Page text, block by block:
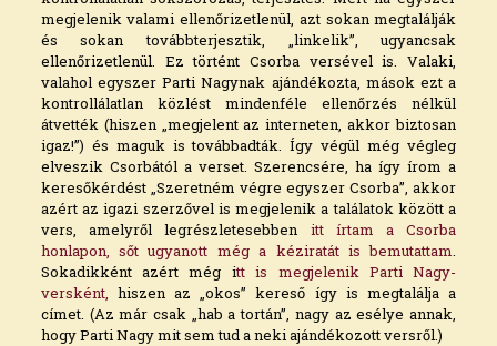
megjelenik valami ellenőrizetlenül, azt sokan megtalálják
és sokan továbbterjesztik, „linkelik”, ugyancsak
ellenőrizetlenül. Ez történt Csorba versével is. Valaki,
valahol egyszer Parti Nagynak ajándékozta, mások ezt a
kontrollálatlan közlést mindenféle ellenőrzés nélkül
átvették (hiszen „megjelent az interneten, akkor biztosan
igaz!”) és maguk is továbbadták. Így végül még végleg
elveszik Csorbától a verset. Szerencsére, ha így írom a
keresőkérdést „Szeretném végre egyszer Csorba”, akkor
azért az igazi szerzővel is megjelenik a találatok között a
vers, amelyről legrészletesebben itt írtam a Csorba
honlapon,
sőt ugyanott még a kéziratát is bemutattam
Sokadikként azért még itt is megjelenik Parti Nagy-
versként,
hiszen az „okos” kereső így is megtalálja a
címet. (Az már csak „hab a tortán”, nagy az esélye annak,
hogy Parti Nagy mit sem tud a neki ajándékozott versről.)